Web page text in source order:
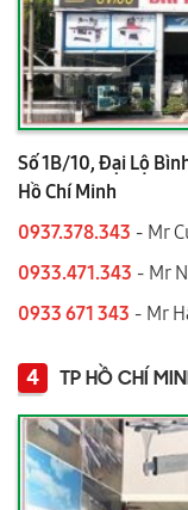
Số 1B/10, Đại Lộ
Hồ Chí Minh
0937.378.343 - Mr
0933.471.343 - Mr
0933 671 343 - Mr
4 TP HỒ CHÍ